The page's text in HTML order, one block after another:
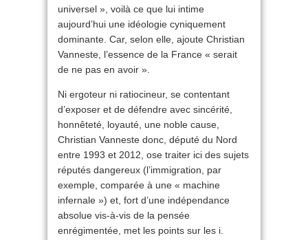
universel », voilà ce que lui intime
aujourd’hui une idéologie cyniquement
dominante. Car, selon elle, ajoute Christian
Vanneste, l’essence de la France « serait
de ne pas en avoir ».
Ni ergoteur ni ratiocineur, se contentant
d’exposer et de défendre avec sincérité,
honnêteté, loyauté, une noble cause,
Christian Vanneste donc, député du Nord
entre 1993 et 2012, ose traiter ici des sujets
réputés dangereux (l’immigration, par
exemple, comparée à une « machine
infernale ») et, fort d’une indépendance
absolue vis-à-vis de la pensée
enrégimentée, met les points sur les i.